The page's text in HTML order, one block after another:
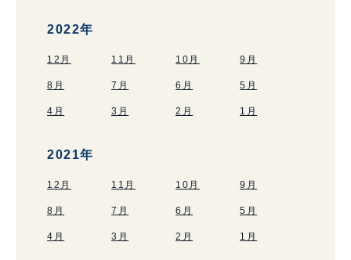
2022年
12月 11月 10月 9月
8月 7月 6月 5月
4月 3月 2月 1月
2021年
12月 11月 10月 9月
8月 7月 6月 5月
4月 3月 2月 1月